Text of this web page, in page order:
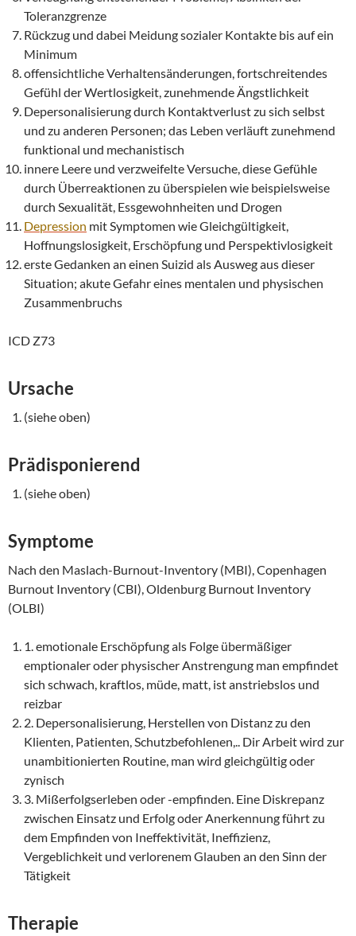
Toleranzgrenze
Rückzug und dabei Meidung sozialer Kontakte bis auf ein
Minimum
offensichtliche Verhaltensänderungen, fortschreitendes
Gefühl der Wertlosigkeit, zunehmende Ängstlichkeit
Depersonalisierung durch Kontaktverlust zu sich selbst
und zu anderen Personen; das Leben verläuft zunehmend
funktional und mechanistisch
innere Leere und verzweifelte Versuche, diese Gefühle
durch Überreaktionen zu überspielen wie beispielsweise
durch Sexualität, Essgewohnheiten und Drogen
Depression mit Symptomen wie Gleichgültigkeit,
Hoffnungslosigkeit, Erschöpfung und Perspektivlosigkeit
erste Gedanken an einen Suizid als Ausweg aus dieser
Situation; akute Gefahr eines mentalen und physischen
Zusammenbruchs
ICD Z73
Ursache
(siehe oben)
Prädisponierend
(siehe oben)
Symptome
Nach den Maslach-Burnout-Inventory (MBI), Copenhagen
Burnout Inventory (CBI), Oldenburg Burnout Inventory
(OLBI)
1. emotionale Erschöpfung als Folge übermäßiger
emptionaler oder physischer Anstrengung man empfindet
sich schwach, kraftlos, müde, matt, ist anstriebslos und
reizbar
2. Depersonalisierung, Herstellen von Distanz zu den
Klienten, Patienten, Schutzbefohlenen,.. Dir Arbeit wird zur
unambitionierten Routine, man wird gleichgültig oder
zynisch
3. Mißerfolgserleben oder -empfinden. Eine Diskrepanz
zwischen Einsatz und Erfolg oder Anerkennung führt zu
dem Empfinden von Ineffektivität, Ineffizienz,
Vergeblichkeit und verlorenem Glauben an den Sinn der
Tätigkeit
Therapie